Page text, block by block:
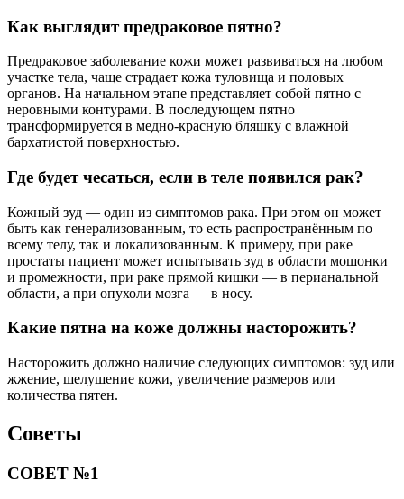
Как выглядит предраковое пятно?
Предраковое заболевание кожи может развиваться на любом
участке тела, чаще страдает кожа туловища и половых
органов. На начальном этапе представляет собой пятно с
неровными контурами. В последующем пятно
трансформируется в медно-красную бляшку с влажной
бархатистой поверхностью.
Где будет чесаться, если в теле появился рак?
Кожный зуд — один из симптомов рака. При этом он может
быть как генерализованным, то есть распространённым по
всему телу, так и локализованным. К примеру, при раке
простаты пациент может испытывать зуд в области мошонки
и промежности, при раке прямой кишки — в перианальной
области, а при опухоли мозга — в носу.
Какие пятна на коже должны насторожить?
Насторожить должно наличие следующих симптомов: зуд или
жжение, шелушение кожи, увеличение размеров или
количества пятен.
Советы
СОВЕТ №1